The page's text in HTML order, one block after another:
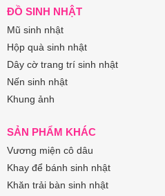
ĐỒ SINH NHẬT
Mũ sinh nhật
Hộp quà sinh nhật
Dây cờ trang trí sinh nhật
Nến sinh nhật
Khung ảnh
SẢN PHẨM KHÁC
Vương miện cô dâu
Khay để bánh sinh nhật
Khăn trải bàn sinh nhật